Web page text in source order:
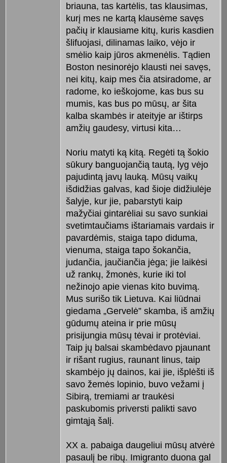
briauna, tas kartėlis, tas klausimas,
kurį mes ne kartą klausėme savęs
pačių ir klausiame kitų, kuris kasdien
šlifuojasi, dilinamas laiko, vėjo ir
smėlio kaip jūros akmenėlis. Tądien
Boston nesinorėjo klausti nei savęs,
nei kitų, kaip mes čia atsiradome, ar
radome, ko ieškojome, kas bus su
mumis, kas bus po mūsų, ar šita
kalba skambės ir ateityje ar ištirps
amžių gaudesy, virtusi kita…
Noriu matyti ką kitą. Regėti tą šokio
sūkury banguojančią tautą, lyg vėjo
pajudintą javų lauką. Mūsų vaikų
išdidžias galvas, kad šioje didžiulėje
šalyje, kur jie, pabarstyti kaip
mažyčiai gintarėliai su savo sunkiai
svetimtaučiams ištariamais vardais ir
pavardėmis, staiga tapo diduma,
vienuma, staiga tapo šokančia,
judančia, jaučiančia jėga; jie laikėsi
už rankų, žmonės, kurie iki tol
nežinojo apie vienas kito buvimą.
Mus surišo tik Lietuva. Kai liūdnai
giedama „Gervelė” skamba, iš amžių
gūdumų ateina ir prie mūsų
prisijungia mūsų tėvai ir protėviai.
Taip jų balsai skambėdavo pjaunant
ir rišant rugius, raunant linus, taip
skambėjo jų dainos, kai jie, išplėšti iš
savo žemės lopinio, buvo vežami į
Sibirą, tremiami ar traukėsi
paskubomis priversti palikti savo
gimtąją šalį.
XX a. pabaiga daugeliui mūsų atvėrė
pasaulį be ribų. Imigranto duona gal